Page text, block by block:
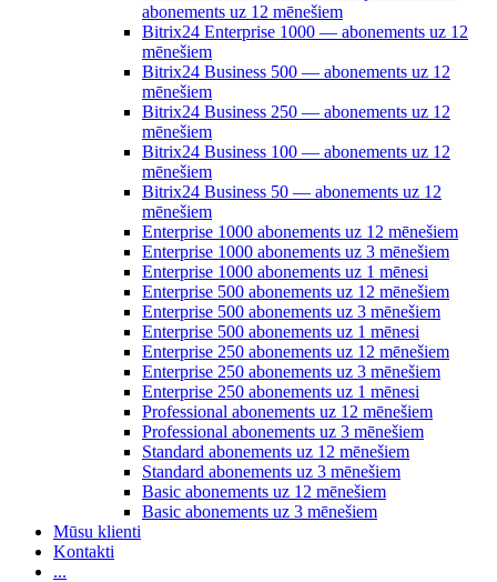
abonements uz 12 mēnešiem
Bitrix24 Enterprise 1000 — abonements uz 12
mēnešiem
Bitrix24 Business 500 — abonements uz 12
mēnešiem
Bitrix24 Business 250 — abonements uz 12
mēnešiem
Bitrix24 Business 100 — abonements uz 12
mēnešiem
Bitrix24 Business 50 — abonements uz 12
mēnešiem
Enterprise 1000 abonements uz 12 mēnešiem
Enterprise 1000 abonements uz 3 mēnešiem
Enterprise 1000 abonements uz 1 mēnesi
Enterprise 500 abonements uz 12 mēnešiem
Enterprise 500 abonements uz 3 mēnešiem
Enterprise 500 abonements uz 1 mēnesi
Enterprise 250 abonements uz 12 mēnešiem
Enterprise 250 abonements uz 3 mēnešiem
Enterprise 250 abonements uz 1 mēnesi
Professional abonements uz 12 mēnešiem
Professional abonements uz 3 mēnešiem
Standard abonements uz 12 mēnešiem
Standard abonements uz 3 mēnešiem
Basic abonements uz 12 mēnešiem
Basic abonements uz 3 mēnešiem
Mūsu klienti
Kontakti
...